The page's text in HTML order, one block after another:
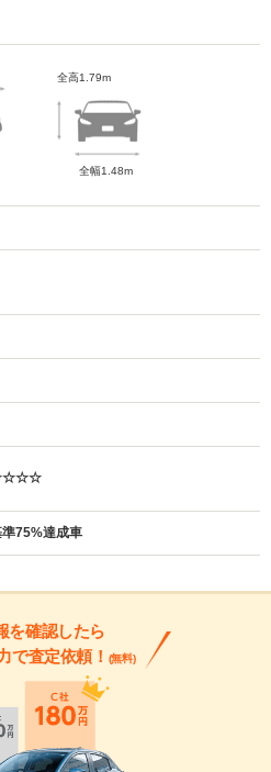
全高1.79m
全幅1.48m
75%達成車
を確認したら
で査定依頼！ (無料)